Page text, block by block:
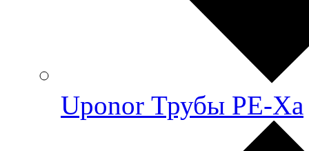
Uponor Трубы PE-Xa